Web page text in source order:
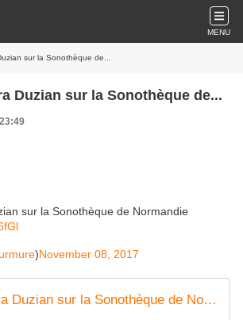
MENU
sur la Sonothèque de...
Duzian sur la Sonothèque de...
sur la Sonothèque de Normandie
)November 08, 2017
interview de Ara Duzian sur la Sonothèque de Normandie